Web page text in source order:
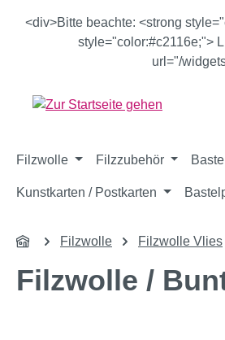
Hauptinhalt springen
Zur Suche springen
Zur Hauptnavigation springen
<div>Bitte beachte: <strong
style="color:#c2116e;">
url="/
Filzwolle Filzzubehör
Kunstkarten / Postkarten
Filzwolle Filzwolle Vlies
Filzwolle /